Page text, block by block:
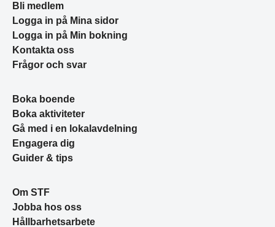
Bli medlem
Logga in på Mina sidor
Logga in på Min bokning
Kontakta oss
Frågor och svar
Boka boende
Boka aktiviteter
Gå med i en lokalavdelning
Engagera dig
Guider & tips
Om STF
Jobba hos oss
Hållbarhetsarbete